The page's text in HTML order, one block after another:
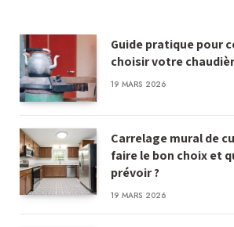
Guide pratique pour
choisir votre
19 MARS 2026
Carrelage mural de
faire le bon choix et
prévoir ?
19 MARS 2026